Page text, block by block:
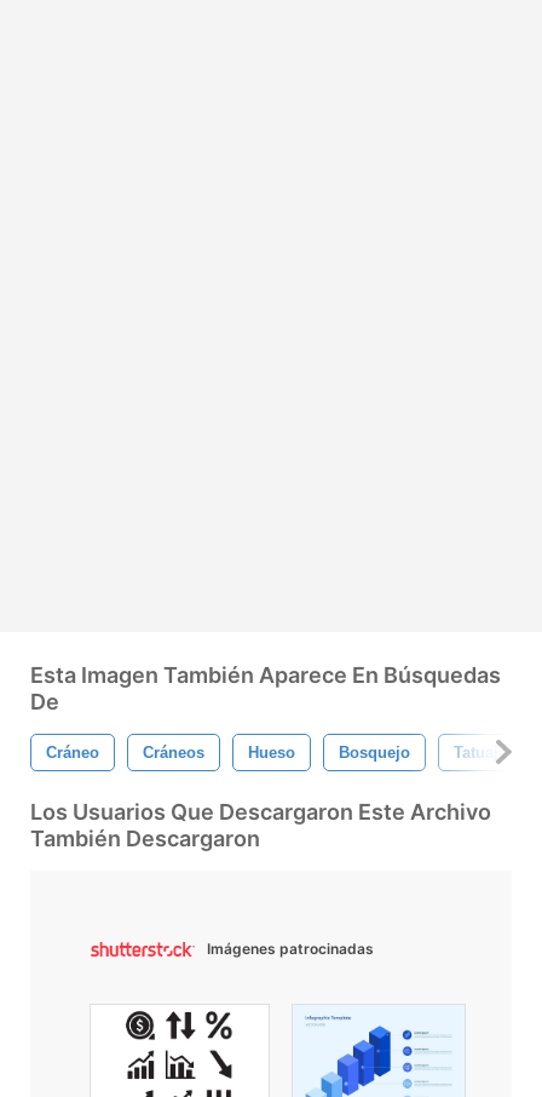
Esta Imagen También Aparece En Búsquedas
De
Cráneo Cráneos Hueso Bosquejo Tatuaje
Los Usuarios Que Descargaron Este Archivo
También Descargaron
Imágenes patrocinadas